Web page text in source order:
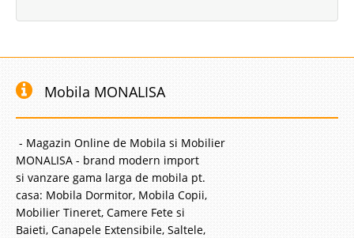
Mobila MONALISA
- Magazin Online de Mobila si Mobilier
MONALISA - brand modern import
si vanzare gama larga de mobila pt.
casa: Mobila Dormitor, Mobila Copii,
Mobilier Tineret, Camere Fete si
Baieti, Canapele Extensibile, Saltele,